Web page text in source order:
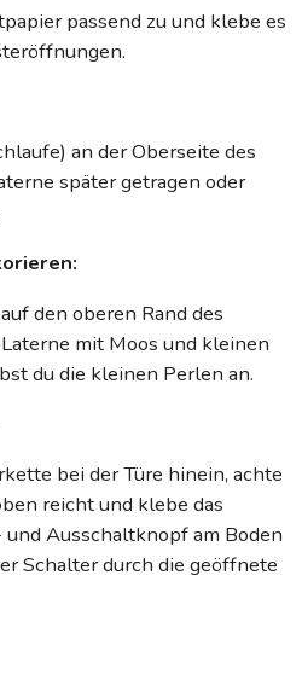
passend zu und klebe es
an der Oberseite des
später getragen oder
den oberen Rand des
mit Moos und kleinen
du die kleinen Perlen an.
bei der Türe hinein, achte
reicht und klebe das
Ausschaltknopf am Boden
Schalter durch die geöffnete